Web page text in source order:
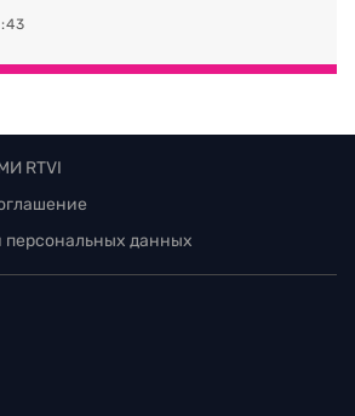
RTVI
персональных данных